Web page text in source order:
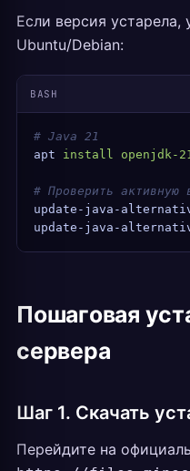
Если версия
Ubuntu/Debian:
BASH
# Java 21
apt install openjdk-
# Проверить активную
update-java-
update-java-
Пошаговая
сервера
Шаг 1. Скачать
Перейдите на